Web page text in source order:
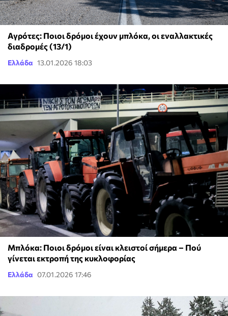
Αγρότες: Ποιοι δρόμοι έχουν μπλόκα, οι εναλλακτικές
διαδρομές (13/1)
Ελλάδα 13.01.2026 18:03
Μπλόκα: Ποιοι δρόμοι είναι κλειστοί σήμερα – Πού
γίνεται εκτροπή της κυκλοφορίας
Ελλάδα 07.01.2026 17:46